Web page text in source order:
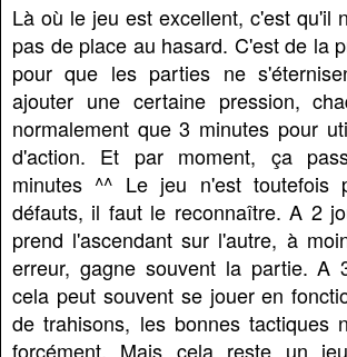
Là où le jeu est excellent, c'est qu'il
pas de place au hasard. C'est de la
pour que les parties ne
ajouter une certaine pression,
normalement que 3 minutes pour
d'action. Et par moment, ça
minutes ^^ Le jeu n'est toutefois
défauts, il faut le reconnaître. A 2
prend l'ascendant sur l'autre, à
erreur, gagne souvent la partie. A
cela peut souvent se jouer en
de trahisons, les bonnes tactiques
forcément. Mais cela reste un